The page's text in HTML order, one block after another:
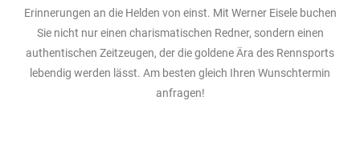
Erinnerungen an die Helden von einst. Mit Werner Eisele buchen
Sie nicht nur einen charismatischen Redner, sondern einen
authentischen Zeitzeugen, der die goldene Ära des Rennsports
lebendig werden lässt. Am besten gleich Ihren Wunschtermin
anfragen!